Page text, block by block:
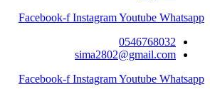
Facebook-f InstagramYoutube Whatsapp
0546768032
sima2802@gmail.com
Facebook-f InstagramYoutube Whatsapp